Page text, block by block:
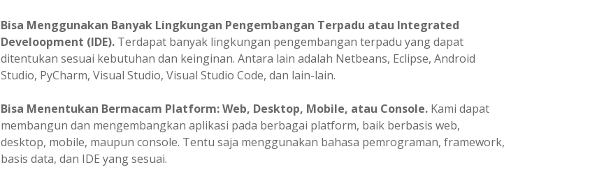
Bisa Menggunakan Banyak Lingkungan Pengembangan Terpadu atau Integrated
Develoopment (IDE). Terdapat banyak lingkungan pengembangan terpadu yang dapat
ditentukan sesuai kebutuhan dan keinginan. Antara lain adalah Netbeans, Eclipse, Android
Studio, PyCharm, Visual Studio, Visual Studio Code, dan lain-lain.
Bisa Menentukan Bermacam Platform: Web, Desktop, Mobile, atau Console.Kami dapat
membangun dan mengembangkan aplikasi pada berbagai platform, baik berbasis web,
desktop, mobile, maupun console. Tentu saja menggunakan bahasa pemrograman, framework,
basis data, dan IDE yang sesuai.